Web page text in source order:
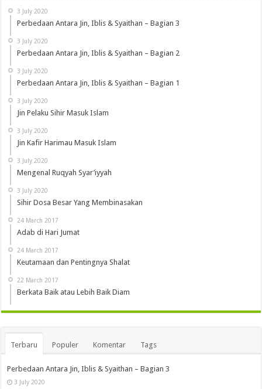
3 July 2020
Perbedaan Antara Jin, Iblis & Syaithan – Bagian 3
3 July 2020
Perbedaan Antara Jin, Iblis & Syaithan – Bagian 2
3 July 2020
Perbedaan Antara Jin, Iblis & Syaithan – Bagian 1
3 July 2020
Jin Pelaku Sihir Masuk Islam
3 July 2020
Jin Kafir Harimau Masuk Islam
3 July 2020
Mengenal Ruqyah Syar’iyyah
3 July 2020
Sihir Dosa Besar Yang Membinasakan
24 March 2017
Adab di Hari Jumat
24 March 2017
Keutamaan dan Pentingnya Shalat
22 March 2017
Berkata Baik atau Lebih Baik Diam
Terbaru Populer Komentar Tags
Perbedaan Antara Jin, Iblis & Syaithan – Bagian 3
3 July 2020